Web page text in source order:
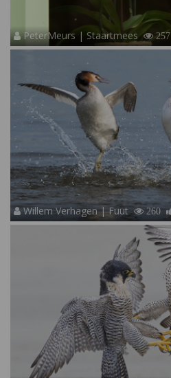
PeterMeurs | Staartmees 257
Willem Verhagen | Fuut 260